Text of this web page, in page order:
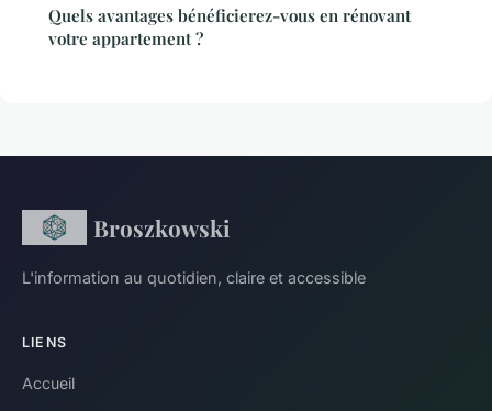
Quels avantages bénéficierez-vous en rénovant
votre appartement ?
Broszkowski
L'information au quotidien, claire et accessible
LIENS
Accueil